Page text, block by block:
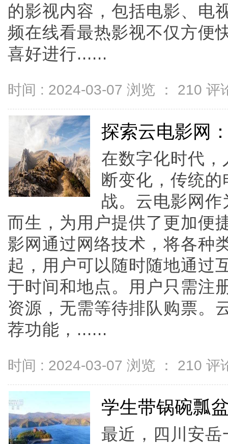
的影视内容，包括电影、电
频在线看最热影视不仅方便
喜好进行......
时间 : 2024-03-07 浏览 ： 210 评
探索云电影网
在数字化时代
断变化，传统
战。云电影网
而生，为用户提供了更加便
影网通过网络技术，将各种
起，用户可以随时随地通过
于时间和地点。用户只需注
资源，无需等待排队购票。
荐功能，......
时间 : 2024-03-07 浏览 ： 210 评
学生带锅碗瓢
最近，四川安